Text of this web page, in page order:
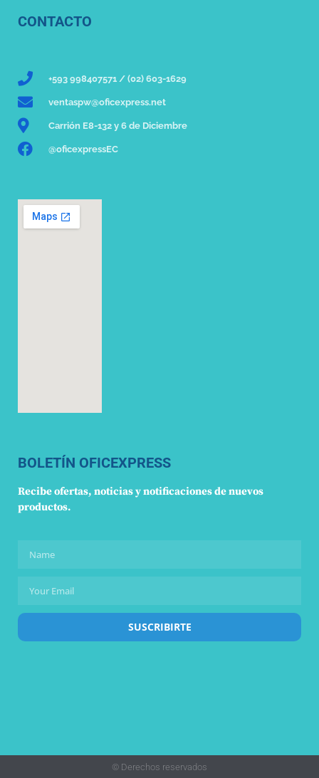
CONTACTO
+593 998407571 / (02) 603-1629
ventaspw@oficexpress.net
Carrión E8-132 y 6 de Diciembre
@oficexpressEC
BOLETÍN OFICEXPRESS
Recibe ofertas, noticias y notificaciones de nuevos
productos.
SUSCRIBIRTE
© Derechos reservados